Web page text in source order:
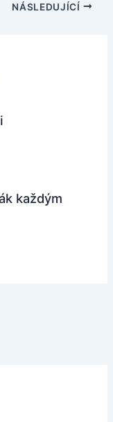
NÁSLEDUJÍCÍ
každým